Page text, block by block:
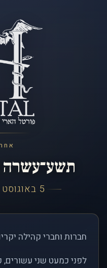
תשע־עשרה
5 באוגוסט 2007 – 2026
חברות וחברי קהילה